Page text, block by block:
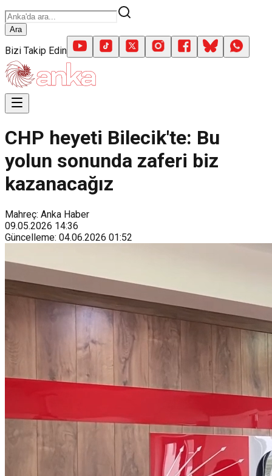
Ara
Bizi Takip Edin
CHP heyeti Bilecik'te: Bu
yolun sonunda zaferi biz
kazanacağız
Mahreç: Anka Haber
09.05.2026 14:36
Güncelleme: 04.06.2026 01:52